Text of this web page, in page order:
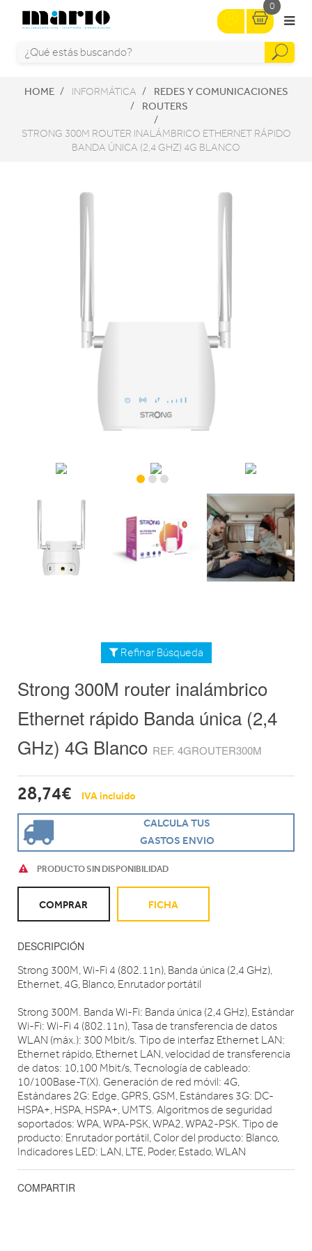
0
HOME INFORMÁTICA
REDES Y COMUNICACIONES
ROUTERS
STRONG 300M ROUTER INALÁMBRICO ETHERNET RÁPIDO
BANDA ÚNICA (2,4 GHZ) 4G BLANCO
Refinar Búsqueda
Strong 300M router inalámbrico
Ethernet rápido Banda única (2,4
GHz) 4G Blanco REF. 4GROUTER300M
28,74€ IVA incluido
CALCULA TUS
GASTOS ENVIO
PRODUCTO SIN DISPONIBILIDAD
COMPRAR FICHA
DESCRIPCIÓN
Strong 300M, Wi-Fi 4 (802.11n), Banda única (2,4 GHz),
Ethernet, 4G, Blanco, Enrutador portátil
Strong 300M. Banda Wi-Fi: Banda única (2,4 GHz), Estándar
Wi-Fi: Wi-Fi 4 (802.11n), Tasa de transferencia de datos
WLAN (máx.): 300 Mbit/s. Tipo de interfaz Ethernet LAN:
Ethernet rápido, Ethernet LAN, velocidad de transferencia
de datos: 10,100 Mbit/s, Tecnología de cableado:
10/100Base-T(X). Generación de red móvil: 4G,
Estándares 2G: Edge, GPRS, GSM, Estándares 3G: DC-
HSPA+, HSPA, HSPA+, UMTS. Algoritmos de seguridad
soportados: WPA, WPA-PSK, WPA2, WPA2-PSK. Tipo de
producto: Enrutador portátil, Color del producto: Blanco,
Indicadores LED: LAN, LTE, Poder, Estado, WLAN
COMPARTIR